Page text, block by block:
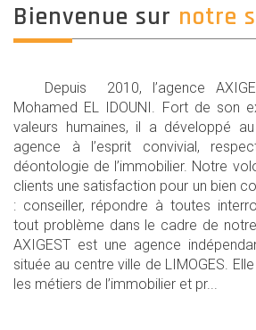
Bienvenue sur notre
Depuis 2010, l’agence
Mohamed EL IDOUNI. Fort de son
valeurs humaines, il a développé
agence à l’esprit convivial,
déontologie de l’immobilier. Notre
clients une satisfaction pour un bien
: conseiller, répondre à toutes
tout problème dans le cadre de
AXIGEST est une agence
située au centre ville de LIMOGES.
les métiers de l’immobilier et pr...